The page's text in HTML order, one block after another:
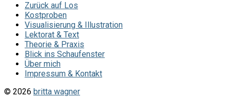
Zurück auf Los
Kostproben
Visualisierung & Illustration
Lektorat & Text
Theorie & Praxis
Blick ins Schaufenster
Über mich
Impressum & Kontakt
© 2026 britta wagner